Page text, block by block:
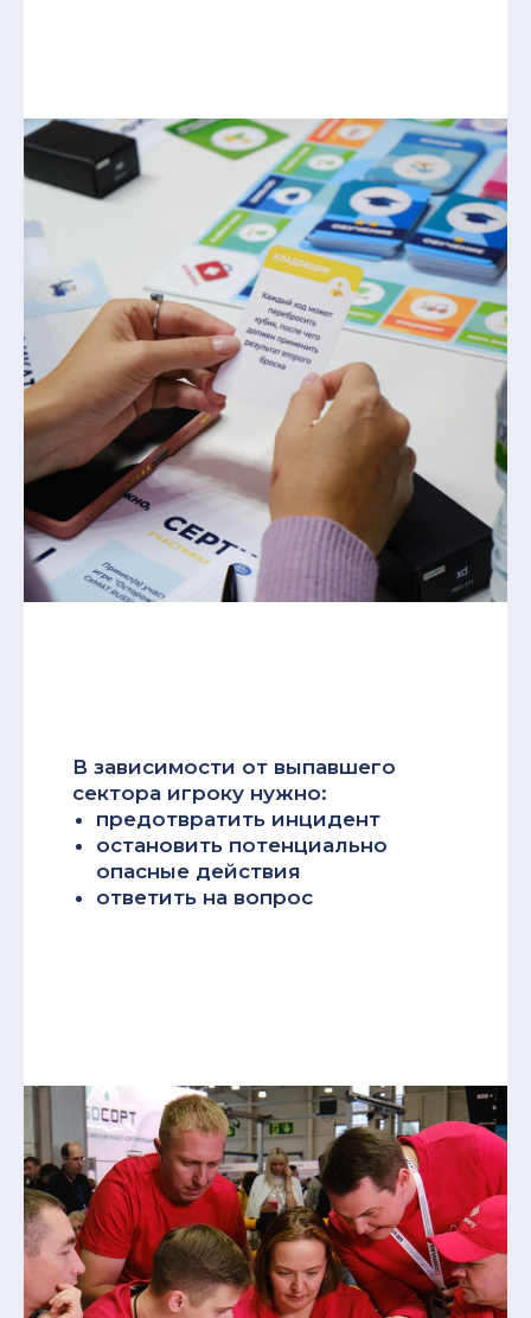
В зависимости от выпавшего
сектора игроку нужно:
предотвратить инцидент
остановить потенциально
опасные действия
ответить на вопрос